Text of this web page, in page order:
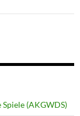
(AKGWDS)